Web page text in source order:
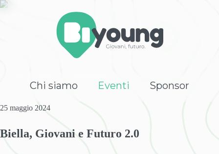
Chi siamo Eventi Sponsor
25 maggio 2024
Biella, Giovani e Futuro 2.0